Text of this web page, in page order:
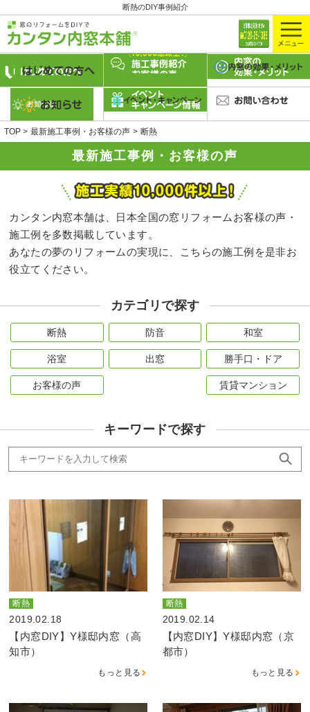
断熱のDIY事例紹介
最新施工事例・お客様の声
TOP 最新施工事例・お客様の声 断熱
カンタン内窓本舗は、日本全国の窓リフォームお客様の声・
施工例を多数掲載しています。
あなたの夢のリフォームの実現に、こちらの施工例を是非お
役立てください。
カテゴリで探す
断熱 防音 和室
浴室 出窓 勝手口・ドア
お客様の声 賃貸マンション
キーワードで探す
断熱
2019.02.18
【内窓DIY】Y様邸内窓（高
知市）
もっと見る
断熱
2019.02.14
【内窓DIY】Y様邸内窓（京
都市）
もっと見る